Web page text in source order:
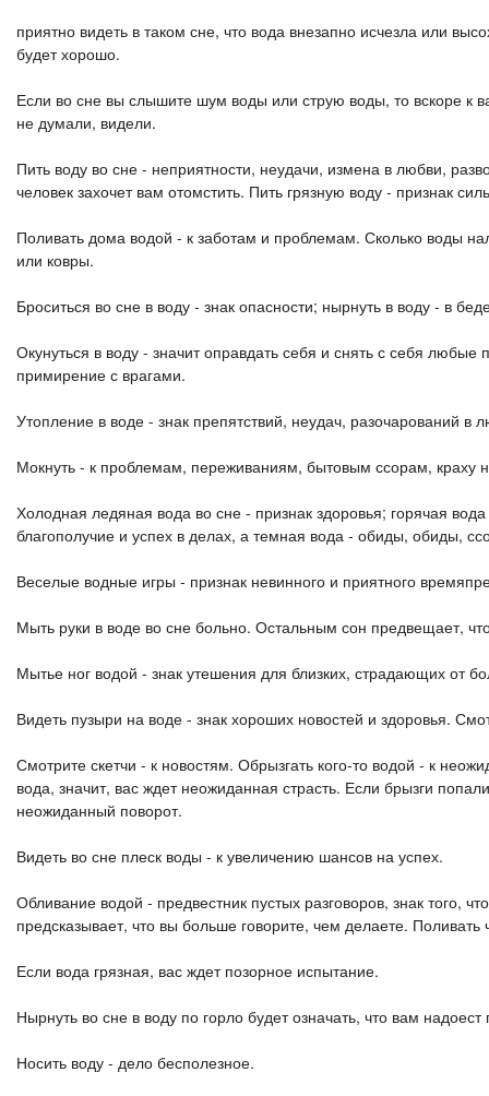
приятно видеть в таком сне, что вода внезапно исчезла или
будет хорошо.
Если во сне вы слышите шум воды или струю воды, то вскоре к
не думали, видели.
Пить воду во сне - неприятности, неудачи, измена в любви,
человек захочет вам отомстить. Пить грязную воду - признак
Поливать дома водой - к заботам и проблемам. Сколько воды
или ковры.
Броситься во сне в воду - знак опасности; нырнуть в воду - в
Окунуться в воду - значит оправдать себя и снять с себя
примирение с врагами.
Утопление в воде - знак препятствий, неудач, разочарований в
Мокнуть - к проблемам, переживаниям, бытовым ссорам, краху
Холодная ледяная вода во сне - признак здоровья; горячая
благополучие и успех в делах, а темная вода - обиды, обиды,
Веселые водные игры - признак невинного и приятного
Мыть руки в воде во сне больно. Остальным сон предвещает,
Мытье ног водой - знак утешения для близких, страдающих от
Видеть пузыри на воде - знак хороших новостей и здоровья.
Смотрите скетчи - к новостям. Обрызгать кого-то водой - к
вода, значит, вас ждет неожиданная страсть. Если брызги
неожиданный поворот.
Видеть во сне плеск воды - к увеличению шансов на успех.
Обливание водой - предвестник пустых разговоров, знак того,
предсказывает, что вы больше говорите, чем делаете. Поливать
Если вода грязная, вас ждет позорное испытание.
Нырнуть во сне в воду по горло будет означать, что вам
Носить воду - дело бесполезное.